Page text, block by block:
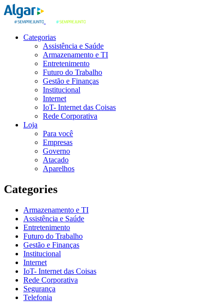
Categorias
Assistência e Saúde
Armazenamento e TI
Entretenimento
Futuro do Trabalho
Gestão e Finanças
Institucional
Internet
IoT- Internet das Coisas
Rede Corporativa
Loja
Para você
Empresas
Governo
Atacado
Aparelhos
Categories
Armazenamento e TI
Assistência e Saúde
Entretenimento
Futuro do Trabalho
Gestão e Finanças
Institucional
Internet
IoT- Internet das Coisas
Rede Corporativa
Segurança
Telefonia